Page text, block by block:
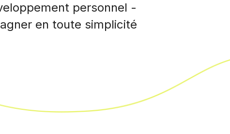
personnel -
en toute simplicité